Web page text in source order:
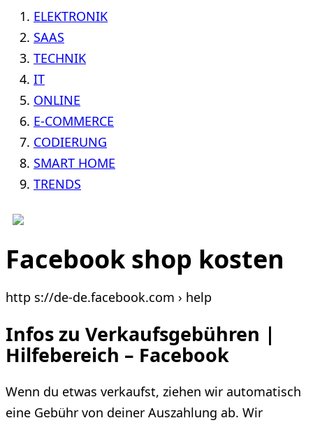
ELEKTRONIK
SAAS
TECHNIK
IT
ONLINE
E-COMMERCE
CODIERUNG
SMART HOME
TRENDS
Facebook shop kosten
http s://de-de.facebook.com › help
Infos zu Verkaufsgebühren |
Hilfebereich – Facebook
Wenn du etwas verkaufst, ziehen wir automatisch
eine Gebühr von deiner Auszahlung ab. Wir